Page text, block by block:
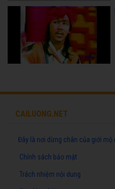
CAILUONG.NET
Đây là nơi dừng chân của giới mộ
Chính sách bảo mật
Trách nhiệm nội dung